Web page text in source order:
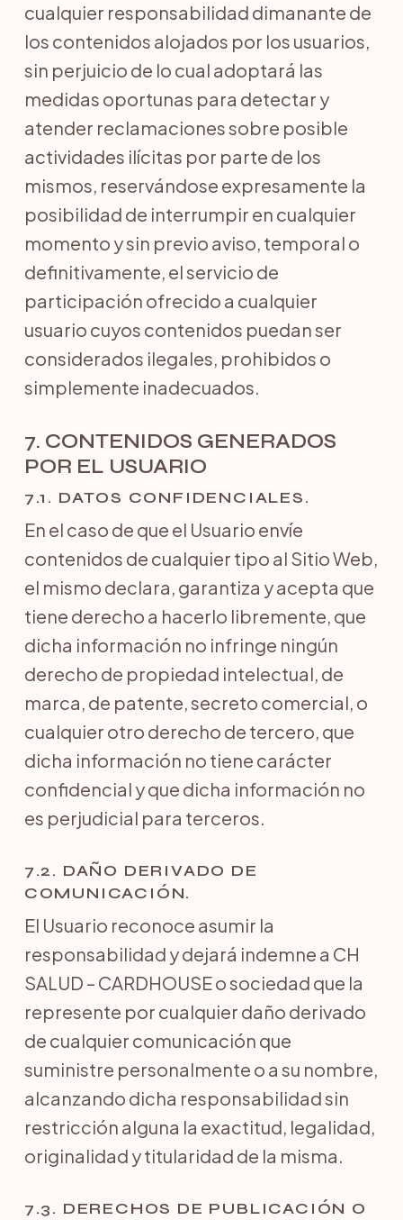
cualquier responsabilidad dimanante de
los contenidos alojados por los usuarios,
sin perjuicio de lo cual adoptará las
medidas oportunas para detectar y
atender reclamaciones sobre posible
actividades ilícitas por parte de los
mismos, reservándose expresamente la
posibilidad de interrumpir en cualquier
momento y sin previo aviso, temporal o
definitivamente, el servicio de
participación ofrecido a cualquier
usuario cuyos contenidos puedan ser
considerados ilegales, prohibidos o
simplemente inadecuados.
7. CONTENIDOS GENERADOS
POR EL USUARIO
7.1. DATOS CONFIDENCIALES.
En el caso de que el Usuario envíe
contenidos de cualquier tipo al Sitio Web,
el mismo declara, garantiza y acepta que
tiene derecho a hacerlo libremente, que
dicha información no infringe ningún
derecho de propiedad intelectual, de
marca, de patente, secreto comercial, o
cualquier otro derecho de tercero, que
dicha información no tiene carácter
confidencial y que dicha información no
es perjudicial para terceros.
7.2. DAÑO DERIVADO DE
COMUNICACIÓN.
El Usuario reconoce asumir la
responsabilidad y dejará indemne a CH
SALUD – CARDHOUSE o sociedad que la
represente por cualquier daño derivado
de cualquier comunicación que
suministre personalmente o a su nombre,
alcanzando dicha responsabilidad sin
restricción alguna la exactitud, legalidad,
originalidad y titularidad de la misma.
7.3. DERECHOS DE PUBLICACIÓN O